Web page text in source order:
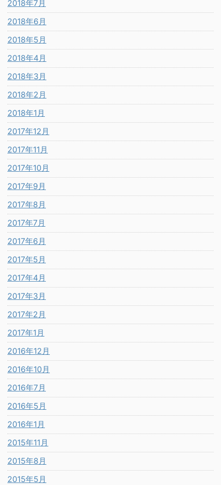
2018年7月
2018年6月
2018年5月
2018年4月
2018年3月
2018年2月
2018年1月
2017年12月
2017年11月
2017年10月
2017年9月
2017年8月
2017年7月
2017年6月
2017年5月
2017年4月
2017年3月
2017年2月
2017年1月
2016年12月
2016年10月
2016年7月
2016年5月
2016年1月
2015年11月
2015年8月
2015年5月